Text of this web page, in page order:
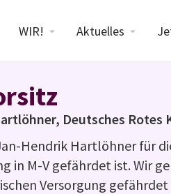
WIR! Aktuelles
Deutsches
Hendrik Hartlöhner
in M-V gefährdet ist. Wir
Versorgung